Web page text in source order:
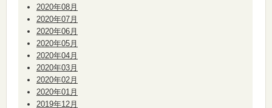
2020年08月
2020年07月
2020年06月
2020年05月
2020年04月
2020年03月
2020年02月
2020年01月
2019年12月